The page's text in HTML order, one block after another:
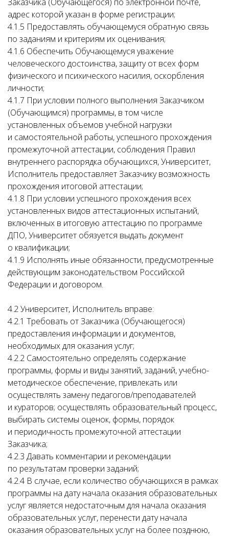
адрес которой указан в форме регистрации;
4.1.5 Предоставлять обучающемуся обратную связь
по заданиям и критериям их оценивания;
4.1.6 Обеспечить Обучающемуся уважение
человеческого достоинства, защиту от всех форм
физического и психического насилия, оскорбления
личности;
4.1.7 При условии полного выполнения Заказчиком
(Обучающимся) программы, в том числе
установленных объемов учебной нагрузки
и самостоятельной работы, успешного прохождения
промежуточной аттестации, соблюдения Правил
внутреннего распорядка обучающихся, Университет,
Исполнитель предоставляет Заказчику возможность
прохождения итоговой аттестации;
4.1.8 При условии успешного прохождения всех
установленных видов аттестационных испытаний,
включенных в итоговую аттестацию по программе
ДПО, Университет обязуется выдать документ
о квалификации;
4.1.9 Исполнять иные обязанности, предусмотренные
действующим законодательством Российской
Федерации и договором.
4.2 Университет, Исполнитель вправе:
4.2.1 Требовать от Заказчика (Обучающегося)
предоставления информации и документов,
необходимых для оказания услуг;
4.2.2 Самостоятельно определять содержание
программы, формы и виды занятий, заданий, учебно-
методическое обеспечение, привлекать или
осуществлять замену педагогов/преподавателей
и кураторов; осуществлять образовательный процесс,
выбирать системы оценок, формы, порядок
и периодичность промежуточной аттестации
Заказчика;
4.2.3 Давать комментарии и рекомендации
по результатам проверки заданий;
4.2.4 В случае, если количество обучающихся в рамках
программы на дату начала оказания образовательных
услуг является недостаточным для начала оказания
образовательных услуг, перенести дату начала
оказания образовательных услуг на более позднюю,